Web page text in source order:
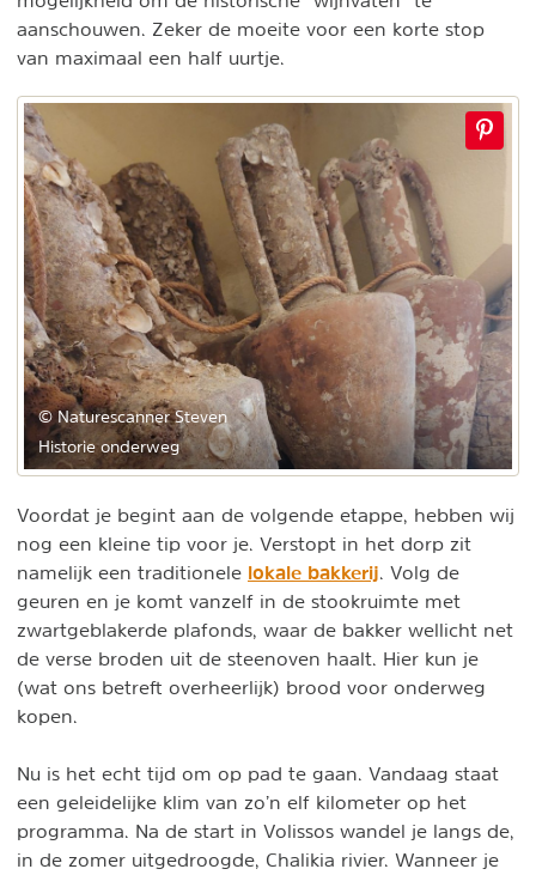
aanschouwen. Zeker de moeite voor een korte stop
van maximaal een half uurtje.
© Naturescanner Steven
Historie onderweg
Voordat je begint aan de volgende etappe, hebben wij
nog een kleine tip voor je. Verstopt in het dorp zit
namelijk een traditionele lokale bakkerij . Volg de
geuren en je komt vanzelf in de stookruimte met
zwartgeblakerde plafonds, waar de bakker wellicht net
de verse broden uit de steenoven haalt. Hier kun je
(wat ons betreft overheerlijk) brood voor onderweg
kopen.
Nu is het echt tijd om op pad te gaan. Vandaag staat
een geleidelijke klim van zo’n elf kilometer op het
programma. Na de start in Volissos wandel je langs de,
in de zomer uitgedroogde, Chalikia rivier. Wanneer je